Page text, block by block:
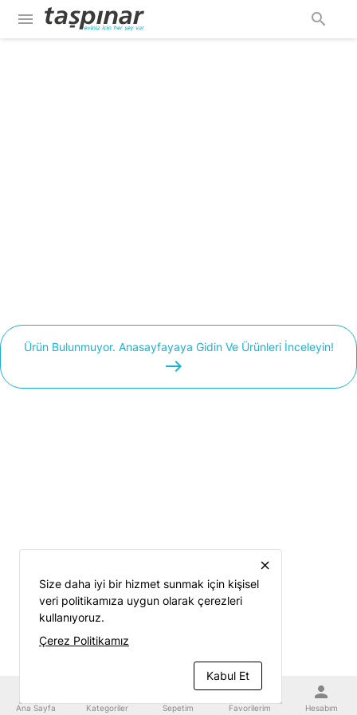
menu search
Ürün Bulunmuyor. Anasayfayaya Gidin Ve Ürünleri İnceleyin!
easts
Ana Sayfa Kategoriler Sepetim
favorite
Favorilerim
person
Hesabım
close
Size daha iyi bir hizmet sunmak için kişisel
veri politikamıza uygun olarak çerezleri
kullanıyoruz.
Çerez Politikamız
Kabul Et